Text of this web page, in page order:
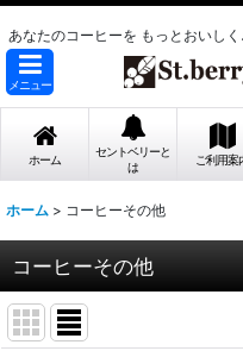
あなたのコーヒーを もっとおいし
メニュー
ホーム
セントベリーと
は
ご利用案
ホーム > コーヒーその他
コーヒーその他